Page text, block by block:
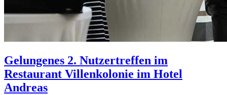
Gelungenes 2. Nutzertreffen im
Restaurant Villenkolonie im Hotel
Andreas